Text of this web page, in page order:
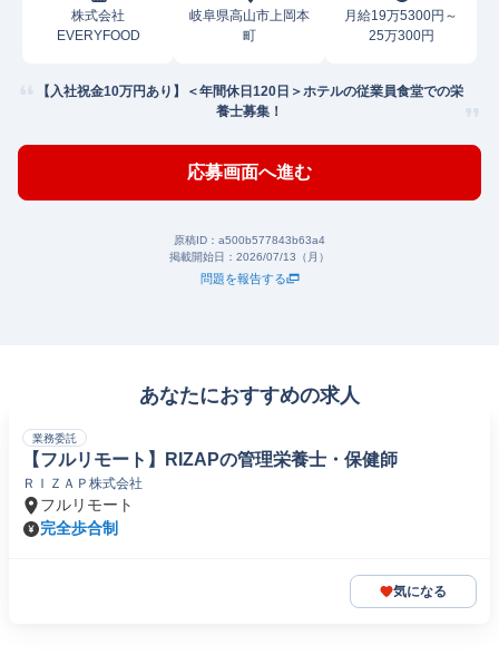
株式会社
EVERYFOOD
岐阜県高山市上岡本
町
月給19万5300円～
25万300円
【入社祝金10万円あり】＜年間休日120日＞ホテルの従業員食堂での栄
養士募集！
応募画面へ進む
原稿ID： a500b577843b63a4
掲載開始日： 2026/07/13（月）
問題を報告する
あなたにおすすめの求人
業務委託
【フルリモート】RIZAPの管理栄養士・保健師
ＲＩＺＡＰ株式会社
フルリモート
完全歩合制
気になる